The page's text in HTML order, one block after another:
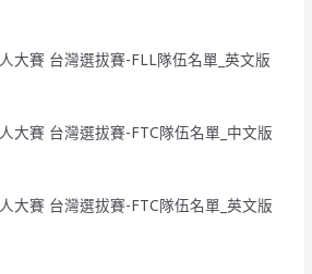
大賽 台灣選拔賽-FLL隊伍名單_英文版
大賽 台灣選拔賽-FTC隊伍名單_中文版
大賽 台灣選拔賽-FTC隊伍名單_英文版